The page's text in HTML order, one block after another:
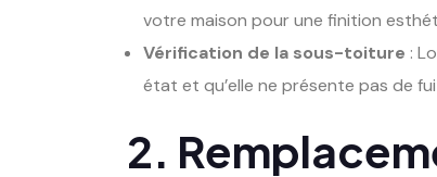
votre maison pour une finition
Vérification de la sous-toiture :
état et qu’elle ne présente pas de
2.